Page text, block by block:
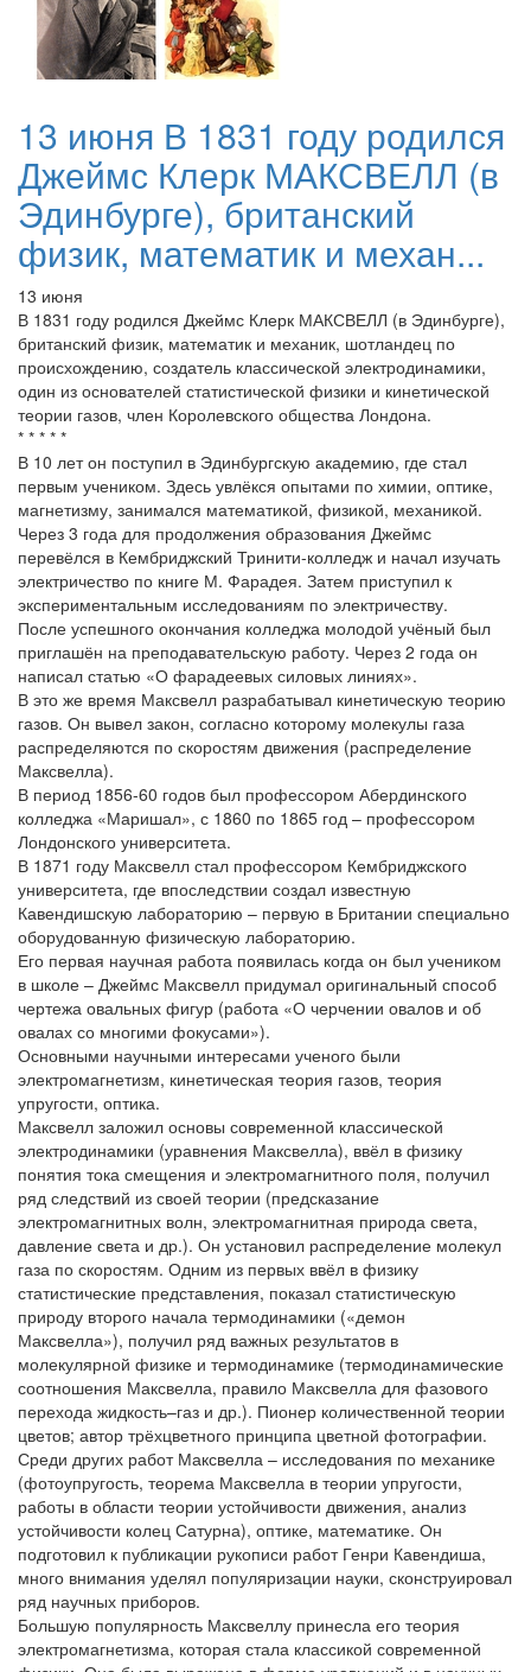
13 июня В 1831 году родился
Джеймс Клерк МАКСВЕЛЛ (в
Эдинбурге), британский
физик, математик и механ...
13 июня
В 1831 году родился Джеймс Клерк МАКСВЕЛЛ (в Эдинбурге),
британский физик, математик и механик, шотландец по
происхождению, создатель классической электродинамики,
один из основателей статистической физики и кинетической
теории газов, член Королевского общества Лондона.
* * * * *
В 10 лет он поступил в Эдинбургскую академию, где стал
первым учеником. Здесь увлёкся опытами по химии, оптике,
магнетизму, занимался математикой, физикой, механикой.
Через 3 года для продолжения образования Джеймс
перевёлся в Кембриджский Тринити-колледж и начал изучать
электричество по книге М. Фарадея. Затем приступил к
экспериментальным исследованиям по электричеству.
После успешного окончания колледжа молодой учёный был
приглашён на преподавательскую работу. Через 2 года он
написал статью «О фарадеевых силовых линиях».
В это же время Максвелл разрабатывал кинетическую теорию
газов. Он вывел закон, согласно которому молекулы газа
распределяются по скоростям движения (распределение
Максвелла).
В период 1856-60 годов был профессором Абердинского
колледжа «Маришал», с 1860 по 1865 год – профессором
Лондонского университета.
В 1871 году Максвелл стал профессором Кембриджского
университета, где впоследствии создал известную
Кавендишскую лабораторию – первую в Британии специально
оборудованную физическую лабораторию.
Его первая научная работа появилась когда он был учеником
в школе – Джеймс Максвелл придумал оригинальный способ
чертежа овальных фигур (работа «О черчении овалов и об
овалах со многими фокусами»).
Основными научными интересами ученого были
электромагнетизм, кинетическая теория газов, теория
упругости, оптика.
Максвелл заложил основы современной классической
электродинамики (уравнения Максвелла), ввёл в физику
понятия тока смещения и электромагнитного поля, получил
ряд следствий из своей теории (предсказание
электромагнитных волн, электромагнитная природа света,
давление света и др.). Он установил распределение молекул
газа по скоростям. Одним из первых ввёл в физику
статистические представления, показал статистическую
природу второго начала термодинамики («демон
Максвелла»), получил ряд важных результатов в
молекулярной физике и термодинамике (термодинамические
соотношения Максвелла, правило Максвелла для фазового
перехода жидкость–газ и др.). Пионер количественной теории
цветов; автор трёхцветного принципа цветной фотографии.
Среди других работ Максвелла – исследования по механике
(фотоупругость, теорема Максвелла в теории упругости,
работы в области теории устойчивости движения, анализ
устойчивости колец Сатурна), оптике, математике. Он
подготовил к публикации рукописи работ Генри Кавендиша,
много внимания уделял популяризации науки, сконструировал
ряд научных приборов.
Большую популярность Максвеллу принесла его теория
электромагнетизма, которая стала классикой современной